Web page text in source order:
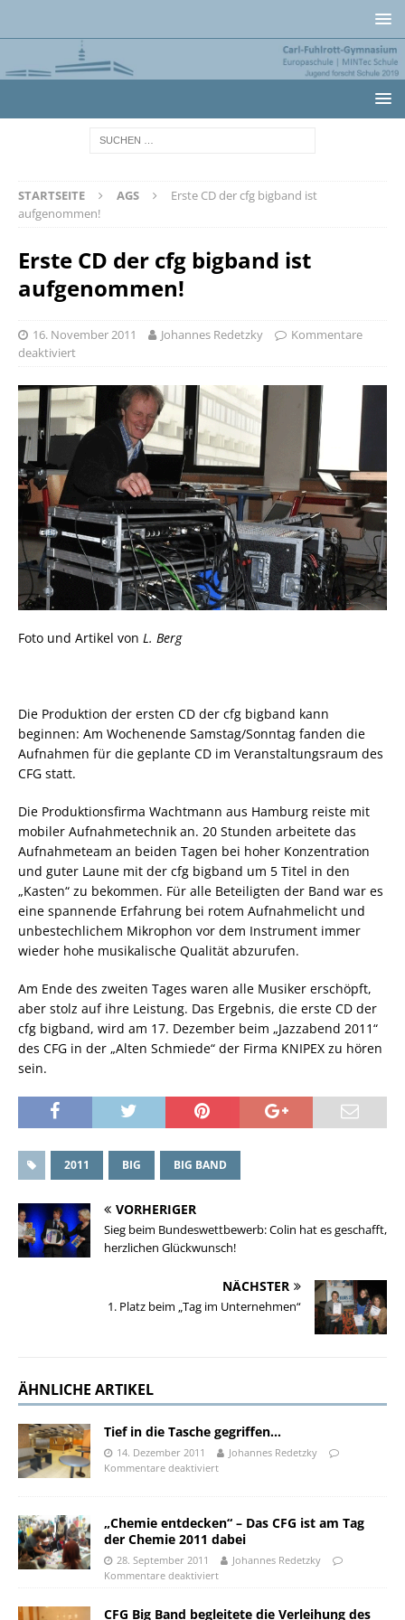
STARTSEITE AGS
Erste CD der cfg bigband ist
aufgenommen!
Erste CD der cfg bigband ist
aufgenommen!
16. November 2011 Johannes Redetzky
Kommentare
deaktiviert
Foto und Artikel von L. Berg
Die Produktion der ersten CD der cfg bigband kann
beginnen: Am Wochenende Samstag/Sonntag fanden die
Aufnahmen für die geplante CD im Veranstaltungsraum des
CFG statt.
Die Produktionsfirma Wachtmann aus Hamburg reiste mit
mobiler Aufnahmetechnik an. 20 Stunden arbeitete das
Aufnahmeteam an beiden Tagen bei hoher Konzentration
und guter Laune mit der cfg bigband um 5 Titel in den
„Kasten“ zu bekommen. Für alle Beteiligten der Band war es
eine spannende Erfahrung bei rotem Aufnahmelicht und
unbestechlichem Mikrophon vor dem Instrument immer
wieder hohe musikalische Qualität abzurufen.
Am Ende des zweiten Tages waren alle Musiker erschöpft,
aber stolz auf ihre Leistung. Das Ergebnis, die erste CD der
cfg bigband, wird am 17. Dezember beim „Jazzabend 2011“
des CFG in der „Alten Schmiede“ der Firma KNIPEX zu hören
sein.
2011 BIG BIG BAND
VORHERIGER
Sieg beim Bundeswettbewerb: Colin hat es geschafft,
herzlichen Glückwunsch!
NÄCHSTER
1. Platz beim „Tag im Unternehmen“
ÄHNLICHE ARTIKEL
Tief in die Tasche gegriffen…
14. Dezember 2011
Johannes Redetzky
Kommentare deaktiviert
„Chemie entdecken“ – Das CFG ist am Tag
der Chemie 2011 dabei
28. September 2011
Johannes Redetzky
Kommentare deaktiviert
CFG Big Band begleitete die Verleihung des